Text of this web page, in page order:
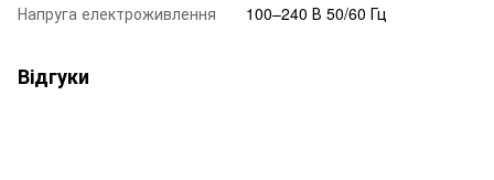
Напруга електроживлення
100–240 В 50/60 Гц
Відгуки